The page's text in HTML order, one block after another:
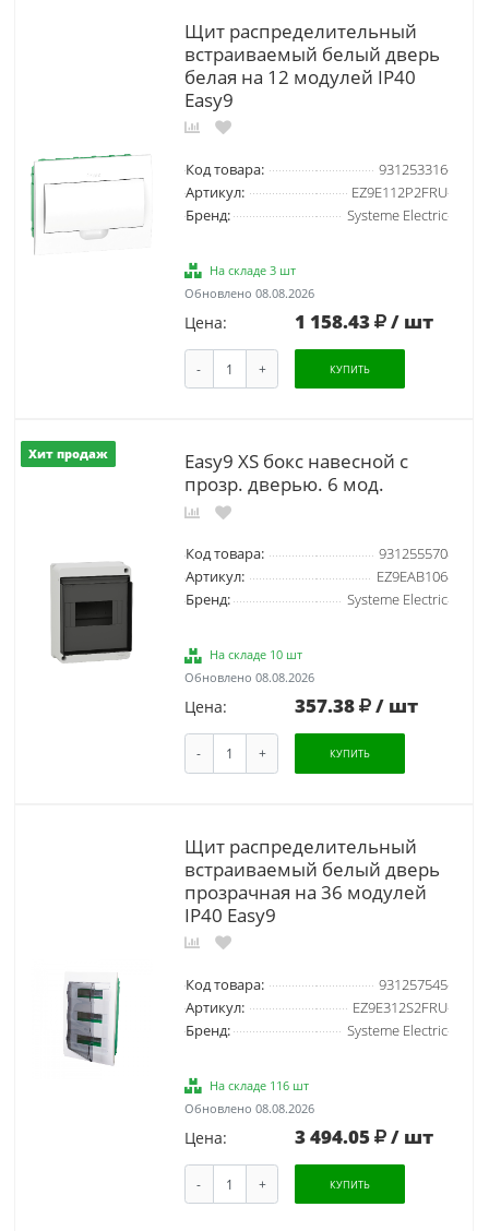
Щит распределительный
встраиваемый белый дверь
белая на 12 модулей IP40
Easy9
Код товара:
931253316
Артикул:
EZ9E112P2FRU
Бренд:
Systeme Electric
На складе 3 шт
Обновлено 08.08.2026
Цена: 1 158.43 / шт
- + КУПИТЬ
Хит продаж
Easy9 XS бокс навесной с
прозр. дверью. 6 мод.
Код товара:
931255570
Артикул:
EZ9EAB106
Бренд:
Systeme Electric
На складе 10 шт
Обновлено 08.08.2026
Цена: 357.38 / шт
- + КУПИТЬ
Щит распределительный
встраиваемый белый дверь
прозрачная на 36 модулей
IP40 Easy9
Код товара:
931257545
Артикул:
EZ9E312S2FRU
Бренд:
Systeme Electric
На складе 116 шт
Обновлено 08.08.2026
Цена: 3 494.05 / шт
- + КУПИТЬ